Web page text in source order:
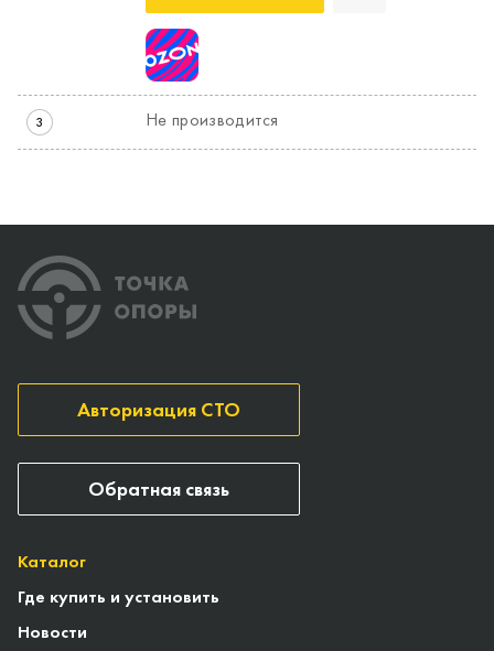
3 Не производится
Каталог
Где купить и установить
Новости
Авторизация СТО
Обратная связь